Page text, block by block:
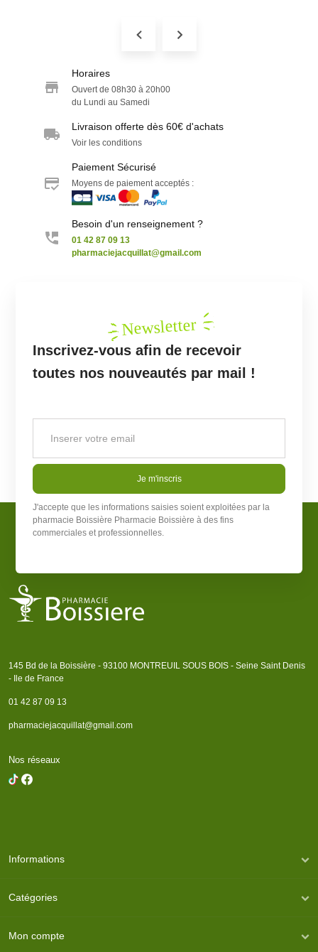
Horaires
Ouvert de 08h30 à 20h00
du Lundi au Samedi
Livraison offerte dès 60€ d'achats
Voir les conditions
Paiement Sécurisé
Moyens de paiement acceptés :
Besoin d'un renseignement ?
01 42 87 09 13
pharmaciejacquillat@gmail.com
Newsletter
Inscrivez-vous afin de recevoir
toutes nos nouveautés par mail !
Je m'inscris
J'accepte que les informations saisies soient exploitées par la
pharmacie Boissière Pharmacie Boissière à des fins
commerciales et professionnelles.
145 Bd de la Boissière - 93100 MONTREUIL SOUS BOIS - Seine Saint Denis
- Ile de France
01 42 87 09 13
pharmaciejacquillat@gmail.com
Nos réseaux
Informations
Catégories
Mon compte